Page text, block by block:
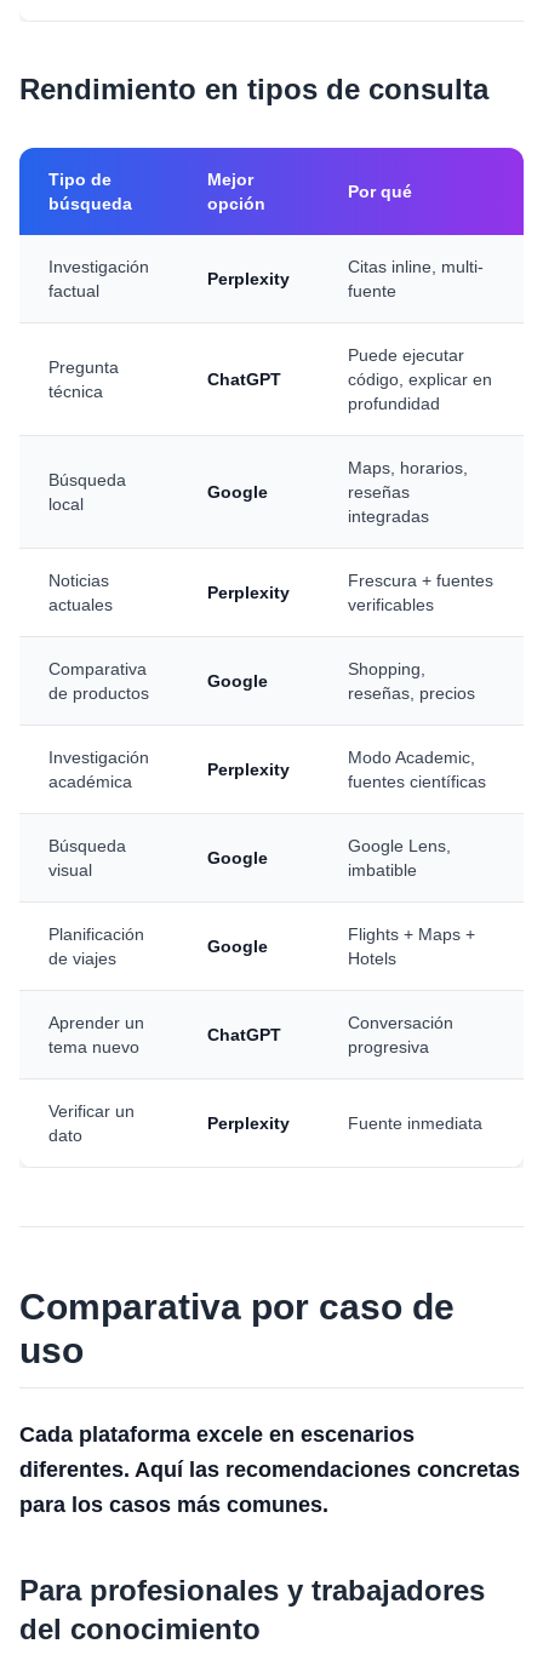
Rendimiento en tipos de consulta
Tipo de
búsqueda
Mejor
opción
Por qué
Investigación
factual
Perplexity
Citas inline, multi-
fuente
Pregunta
técnica
ChatGPT
Puede ejecutar
código, explicar en
profundidad
Búsqueda
local
Google
Maps, horarios,
reseñas
integradas
Noticias
actuales
Perplexity
Frescura + fuentes
verificables
Comparativa
de productos
Google
Shopping,
reseñas, precios
Investigación
académica
Perplexity
Modo Academic,
fuentes científicas
Búsqueda
visual
Google
Google Lens,
imbatible
Planificación
de viajes
Google
Flights + Maps +
Hotels
Aprender un
tema nuevo
ChatGPT
Conversación
progresiva
Verificar un
dato
Perplexity Fuente inmediata
Comparativa por caso de
uso
Cada plataforma excele en escenarios
diferentes. Aquí las recomendaciones concretas
para los casos más comunes.
Para profesionales y trabajadores
del conocimiento